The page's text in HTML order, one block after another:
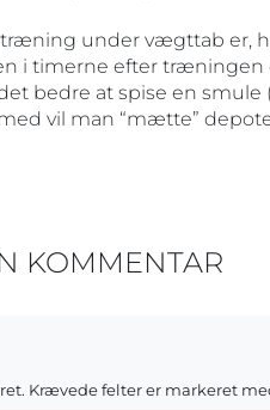
under vægttab er,
i timerne efter træningen
bedre at spise en smule
vil man “mætte”
KOMMENTAR
Krævede felter er markeret